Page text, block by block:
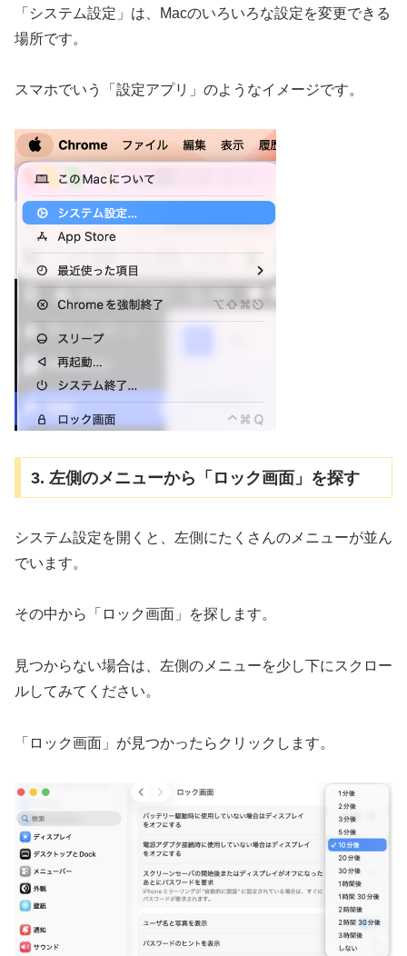
「システム設定」は、Macのいろいろな設定を変更できる
場所です。
スマホでいう「設定アプリ」のようなイメージです。
3. 左側のメニューから「ロック画面」を探す
システム設定を開くと、左側にたくさんのメニューが並ん
でいます。
その中から「ロック画面」を探します。
見つからない場合は、左側のメニューを少し下にスクロー
ルしてみてください。
「ロック画面」が見つかったらクリックします。